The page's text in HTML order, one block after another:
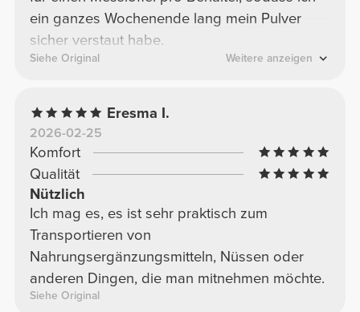
ein ganzes Wochenende lang mein Pulver
sicher verstaut habe.
Siehe Original Weitere anzeigen
Eresma I.
2026-02-25
Komfort
Qualität
Nützlich
Ich mag es, es ist sehr praktisch zum
Transportieren von
Nahrungsergänzungsmitteln, Nüssen oder
anderen Dingen, die man mitnehmen möchte.
Siehe Original